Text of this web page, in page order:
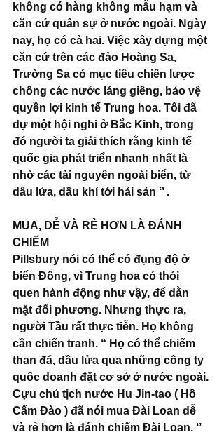
không có hàng không mẫu hạm và
căn cứ quân sự ở nước ngoài. Ngày
nay, họ có cả hai. Việc xây dựng một
căn cứ trên các đảo Hoàng Sa,
Trường Sa có mục tiêu chiến lược
chống các nước láng giềng, bảo vệ
quyền lợi kinh tế Trung hoa. Tôi đã
dự một hội nghi ở Bắc Kinh, trong
đó người ta giải thích rằng kinh tế
quốc gia phát triển nhanh nhất là
nhờ các tài nguyên ngoài biển, từ
dâu lửa, dầu khí tới hải sản ‘’ .
MUA, DỄ VÀ RẺ HƠN LÀ ĐÁNH
CHIẾM
Pillsbury nói có thể có đụng độ ở
biển Đông, vì Trung hoa có thói
quen hành động như vậy, để dằn
mặt đối phương. Nhưng thực ra,
người Tầu rất thực tiễn. Họ không
cần chiến tranh. “ Họ có thể chiếm
than đá, dầu lửa qua những công ty
quốc doanh đặt cơ sở ở nước ngoài.
Cựu chủ tịch nước Hu Jin-tao ( Hồ
Cẩm Đào ) đã nói mua Đài Loan dễ
và rẻ hơn là đánh chiếm Đài Loan. ‘’